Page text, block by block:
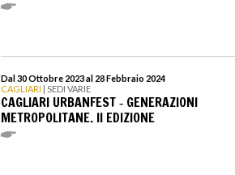
Dal 30 Ottobre 2023 al 28 Febbraio 2024
CAGLIARI | SEDI VARIE
CAGLIARI URBANFEST ‐ GENERAZIONI
METROPOLITANE. II EDIZIONE